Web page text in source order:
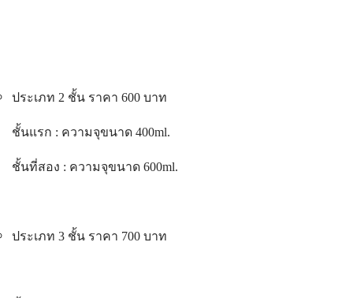
ประเภท 2 ชั้น ราคา 600 บาท
ชั้นแรก : ความจุขนาด 400ml.
ชั้นที่สอง : ความจุขนาด 600ml.
ประเภท 3 ชั้น ราคา 700 บาท